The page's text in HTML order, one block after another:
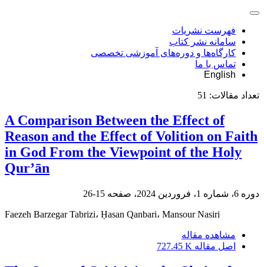
فهرست نشریات
سامانه نشر کتاب
کارگاه‌ها و دوره‌های آموزشی تخصصی
تماس با ما
English
تعداد مقالات: 51
A Comparison Between the Effect of
Reason and the Effect of Volition on Faith
in God From the Viewpoint of the Holy
Qur’ān
دوره 6، شماره 1، فروردین 2024، صفحه 15-26
Faezeh Barzegar Tabrizi، Ḥasan Qanbari، Mansour Nasiri
مشاهده مقاله
اصل مقاله 727.45 K